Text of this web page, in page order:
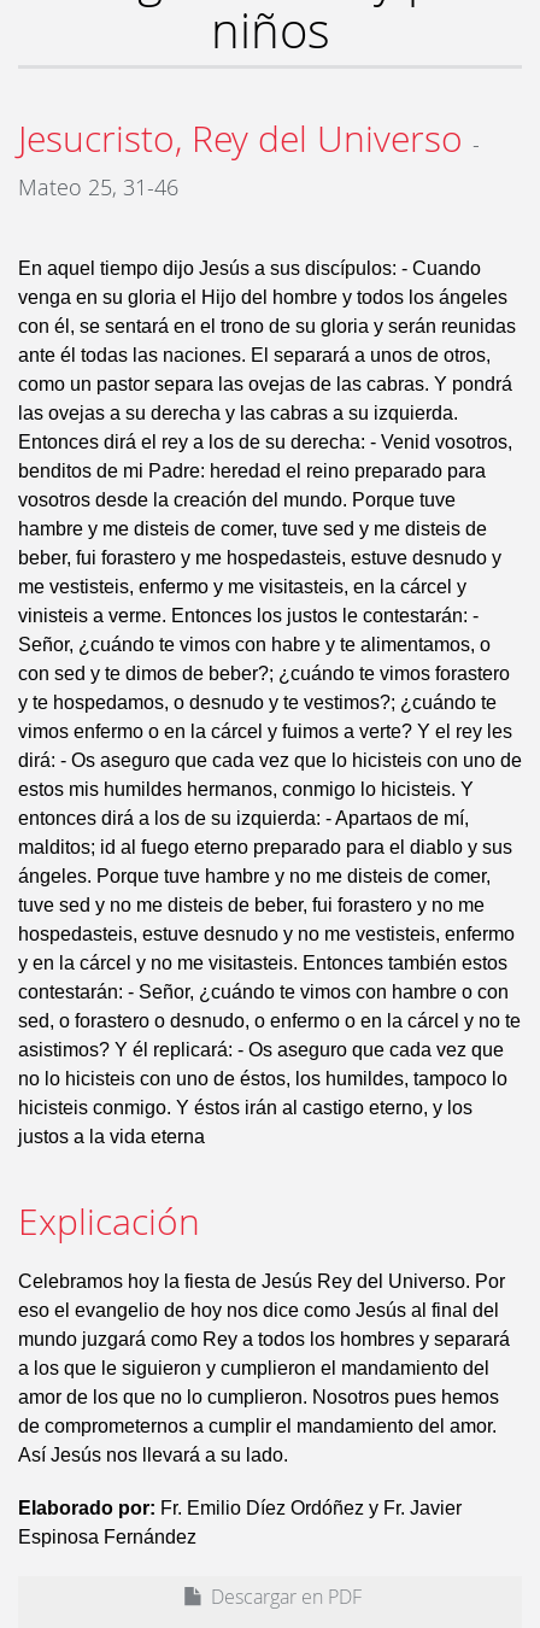
niños
Jesucristo, Rey del Universo -
Mateo 25, 31-46
En aquel tiempo dijo Jesús a sus discípulos: - Cuando
venga en su gloria el Hijo del hombre y todos los ángeles
con él, se sentará en el trono de su gloria y serán reunidas
ante él todas las naciones. El separará a unos de otros,
como un pastor separa las ovejas de las cabras. Y pondrá
las ovejas a su derecha y las cabras a su izquierda.
Entonces dirá el rey a los de su derecha: - Venid vosotros,
benditos de mi Padre: heredad el reino preparado para
vosotros desde la creación del mundo. Porque tuve
hambre y me disteis de comer, tuve sed y me disteis de
beber, fui forastero y me hospedasteis, estuve desnudo y
me vestisteis, enfermo y me visitasteis, en la cárcel y
vinisteis a verme. Entonces los justos le contestarán: -
Señor, ¿cuándo te vimos con habre y te alimentamos, o
con sed y te dimos de beber?; ¿cuándo te vimos forastero
y te hospedamos, o desnudo y te vestimos?; ¿cuándo te
vimos enfermo o en la cárcel y fuimos a verte? Y el rey les
dirá: - Os aseguro que cada vez que lo hicisteis con uno de
estos mis humildes hermanos, conmigo lo hicisteis. Y
entonces dirá a los de su izquierda: - Apartaos de mí,
malditos; id al fuego eterno preparado para el diablo y sus
ángeles. Porque tuve hambre y no me disteis de comer,
tuve sed y no me disteis de beber, fui forastero y no me
hospedasteis, estuve desnudo y no me vestisteis, enfermo
y en la cárcel y no me visitasteis. Entonces también estos
contestarán: - Señor, ¿cuándo te vimos con hambre o con
sed, o forastero o desnudo, o enfermo o en la cárcel y no te
asistimos? Y él replicará: - Os aseguro que cada vez que
no lo hicisteis con uno de éstos, los humildes, tampoco lo
hicisteis conmigo. Y éstos irán al castigo eterno, y los
justos a la vida eterna
Explicación
Celebramos hoy la fiesta de Jesús Rey del Universo. Por
eso el evangelio de hoy nos dice como Jesús al final del
mundo juzgará como Rey a todos los hombres y separará
a los que le siguieron y cumplieron el mandamiento del
amor de los que no lo cumplieron. Nosotros pues hemos
de comprometernos a cumplir el mandamiento del amor.
Así Jesús nos llevará a su lado.
Elaborado por: Fr. Emilio Díez Ordóñez y Fr. Javier
Espinosa Fernández
Descargar en PDF